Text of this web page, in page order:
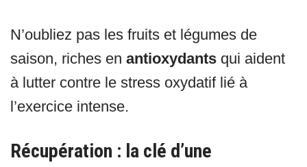
N’oubliez pas les fruits et légumes de
saison, riches en antioxydants qui aident
à lutter contre le stress oxydatif lié à
l’exercice intense.
Récupération : la clé d’une